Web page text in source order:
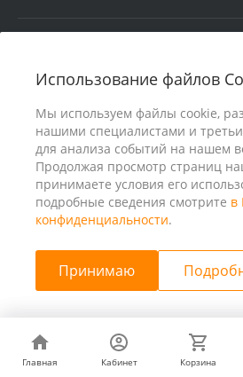
Использование файлов
Мы используем файлы cookie,
нашими специалистами и
для анализа событий на нашем
Продолжая просмотр страниц
принимаете условия его
подробные сведения смотрите в
конфиденциальности.
Принимаю
Главная Кабинет Корзина
Главная Кабинет Корзина
© 2026 ООО «25 Киловатт» ИНН
защищены